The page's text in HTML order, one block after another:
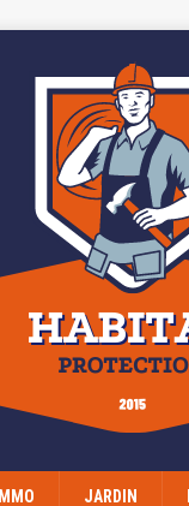
IMMO JARDIN